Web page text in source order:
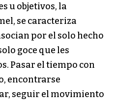
u objetivos, la
se caracteriza
por el solo hecho
goce que les
Pasar el tiempo con
encontrarse
seguir el movimiento